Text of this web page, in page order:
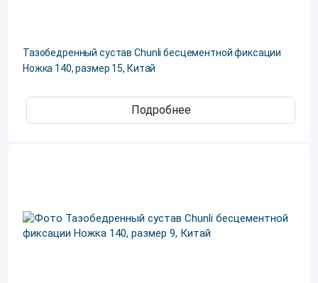
Тазобедренный сустав Chunli бесцементной фиксации
Ножка 140, размер 15, Китай
Подробнее